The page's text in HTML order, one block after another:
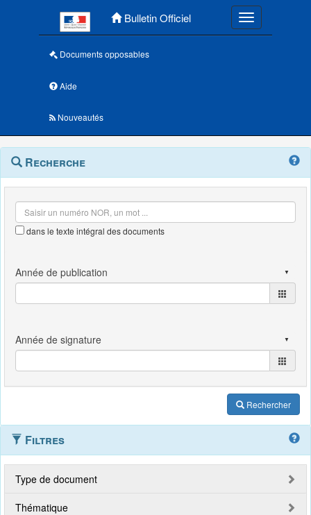
Bulletin Officiel Toggle
Documents opposables
Aide
Nouveautés
Navigation
outils
Menu
contextuel
Recherche
dans le texte intégral des documents
Rechercher
Filtres
Type de document
Thématique